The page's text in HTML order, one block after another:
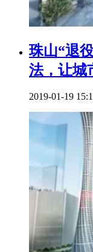
珠山“退
法，让城
2019-01-19